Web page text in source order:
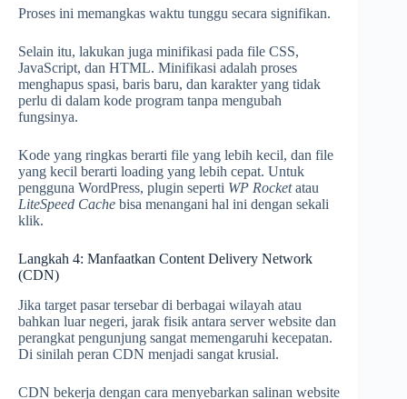
Proses ini memangkas waktu tunggu secara signifikan.
Selain itu, lakukan juga minifikasi pada file CSS,
JavaScript, dan HTML. Minifikasi adalah proses
menghapus spasi, baris baru, dan karakter yang tidak
perlu di dalam kode program tanpa mengubah
fungsinya.
Kode yang ringkas berarti file yang lebih kecil, dan file
yang kecil berarti loading yang lebih cepat. Untuk
pengguna WordPress, plugin seperti WP Rocketatau
LiteSpeed Cache bisa menangani hal ini dengan sekali
klik.
Langkah 4: Manfaatkan Content Delivery Network
(CDN)
Jika target pasar tersebar di berbagai wilayah atau
bahkan luar negeri, jarak fisik antara server website dan
perangkat pengunjung sangat memengaruhi kecepatan.
Di sinilah peran CDN menjadi sangat krusial.
CDN bekerja dengan cara menyebarkan salinan website